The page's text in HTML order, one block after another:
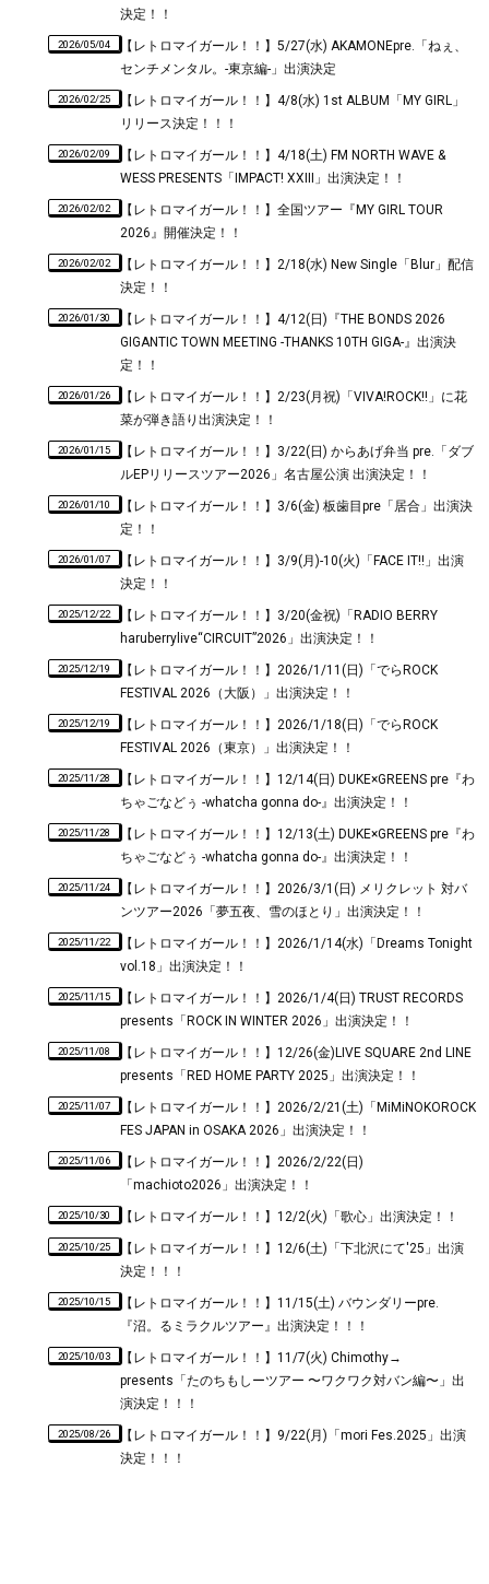
決定！！
2026/05/04
【レトロマイガール！！】5/27(水) AKAMONEpre.「ねぇ、
センチメンタル。-東京編-」出演決定
2026/02/25
【レトロマイガール！！】4/8(水) 1st ALBUM「MY GIRL」
リリース決定！！！
2026/02/09
【レトロマイガール！！】4/18(土) FM NORTH WAVE &
WESS PRESENTS「IMPACT! XXIII」出演決定！！
2026/02/02
【レトロマイガール！！】全国ツアー『MY GIRL TOUR
2026』開催決定！！
2026/02/02
【レトロマイガール！！】2/18(水) New Single「Blur」配信
決定！！
2026/01/30
【レトロマイガール！！】4/12(日)『THE BONDS 2026
GIGANTIC TOWN MEETING -THANKS 10TH GIGA-』出演決
定！！
2026/01/26
【レトロマイガール！！】2/23(月祝)「VIVA!ROCK!!」に花
菜が弾き語り出演決定！！
2026/01/15
【レトロマイガール！！】3/22(日) からあげ弁当 pre.「ダブ
ルEPリリースツアー2026」名古屋公演 出演決定！！
2026/01/10
【レトロマイガール！！】3/6(金) 板歯目pre「居合」出演決
定！！
2026/01/07
【レトロマイガール！！】3/9(月)-10(火)「FACE IT!!」出演
決定！！
2025/12/22
【レトロマイガール！！】3/20(金祝)「RADIO BERRY
haruberrylive“CIRCUIT”2026」出演決定！！
2025/12/19
【レトロマイガール！！】2026/1/11(日)「でらROCK
FESTIVAL 2026（大阪）」出演決定！！
2025/12/19
【レトロマイガール！！】2026/1/18(日)「でらROCK
FESTIVAL 2026（東京）」出演決定！！
2025/11/28
【レトロマイガール！！】12/14(日) DUKE×GREENS pre『わ
ちゃごなどぅ -whatcha gonna do-』出演決定！！
2025/11/28
【レトロマイガール！！】12/13(土) DUKE×GREENS pre『わ
ちゃごなどぅ -whatcha gonna do-』出演決定！！
2025/11/24
【レトロマイガール！！】2026/3/1(日) メリクレット 対バ
ンツアー2026「夢五夜、雪のほとり」出演決定！！
2025/11/22
【レトロマイガール！！】2026/1/14(水)「Dreams Tonight
vol.18」出演決定！！
2025/11/15
【レトロマイガール！！】2026/1/4(日) TRUST RECORDS
presents「ROCK IN WINTER 2026」出演決定！！
2025/11/08
【レトロマイガール！！】12/26(金)LIVE SQUARE 2nd LINE
presents「RED HOME PARTY 2025」出演決定！！
2025/11/07
【レトロマイガール！！】2026/2/21(土)「MiMiNOKOROCK
FES JAPAN in OSAKA 2026」出演決定！！
2025/11/06
【レトロマイガール！！】2026/2/22(日)
「machioto2026」出演決定！！
2025/10/30 【レトロマイガール！！】12/2(火)「歌心」出演決定！！
2025/10/25
【レトロマイガール！！】12/6(土)「下北沢にて'25」出演
決定！！！
2025/10/15
【レトロマイガール！！】11/15(土) バウンダリーpre.
『沼。るミラクルツアー』出演決定！！！
2025/10/03
【レトロマイガール！！】11/7(火) Chimothy→
presents「たのちもしーツアー 〜ワクワク対バン編〜」出
演決定！！！
2025/08/26
【レトロマイガール！！】9/22(月)「mori Fes.2025」出演
決定！！！